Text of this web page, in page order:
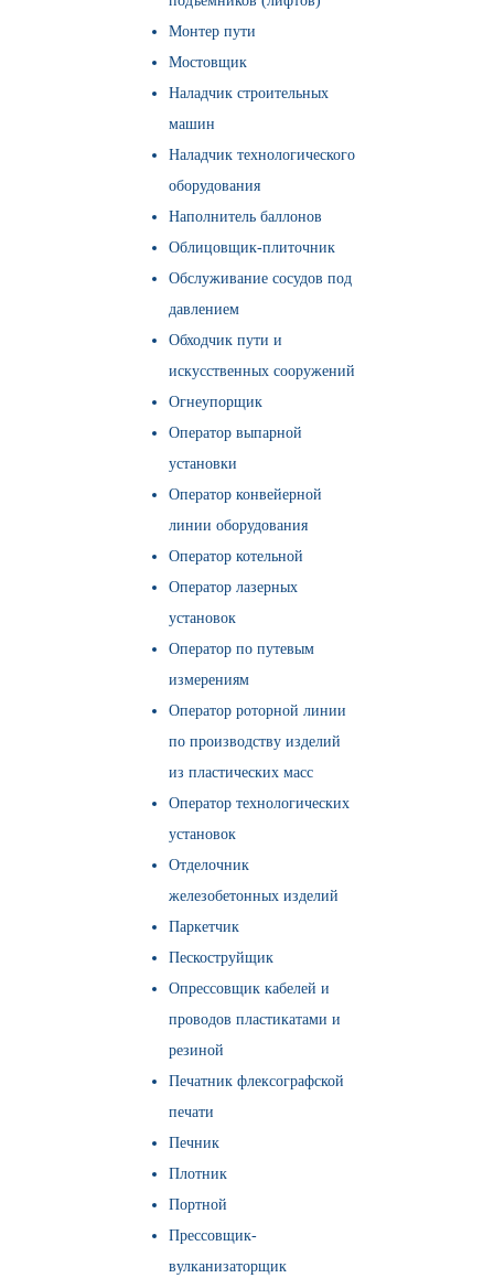
Монтер пути
Мостовщик
Наладчик строительных
машин
Наладчик технологического
оборудования
Наполнитель баллонов
Облицовщик-плиточник
Обслуживание сосудов под
давлением
Обходчик пути и
искусственных сооружений
Огнеупорщик
Оператор выпарной
установки
Оператор конвейерной
линии оборудования
Оператор котельной
Оператор лазерных
установок
Оператор по путевым
измерениям
Оператор роторной линии
по производству изделий
из пластических масс
Оператор технологических
установок
Отделочник
железобетонных изделий
Паркетчик
Пескоструйщик
Опрессовщик кабелей и
проводов пластикатами и
резиной
Печатник флексографской
печати
Печник
Плотник
Портной
Прессовщик-
вулканизаторщик